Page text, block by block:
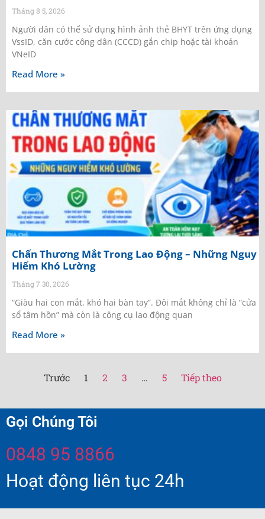
Tháng 8 5, 2026
Người dân có thể sử dụng hình ảnh thẻ BHYT trên ứng dụng
VssID, căn cước công dân (CCCD) gắn chip hoặc tài khoản
VNeID
Read More »
Chấn Thương Mắt Trong Lao Động – Những Nguy
Hiểm Khó Lường
Tháng 7 30, 2026
“Giàu hai con mắt, khó hai bàn tay”. Đôi mắt không chỉ là “cửa
sổ tâm hồn” mà còn là công cụ lao động quan
Read More »
Trước 1 2 3 … 5 Tiếp theo
Gọi Chúng Tôi
0848 95 8866
Hoạt động liên tục 24h